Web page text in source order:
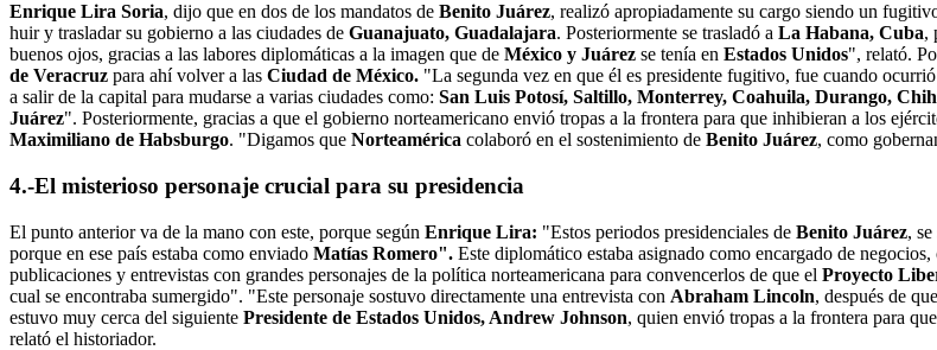
Enrique Lira Soria, dijo que en dos de los mandatos de Benito Juárez, realizó apropiadamente su cargo siendo un
huir y trasladar su gobierno a las ciudades de Guanajuato, Guadalajara. Posteriormente se trasladó a La Habana, Cuba,
buenos ojos, gracias a las labores diplomáticas a la imagen que de México y Juárez se tenía en Estados Unidos", relató.
de Veracruz para ahí volver a las Ciudad de México. "La segunda vez en que él es presidente fugitivo, fue cuando
a salir de la capital para mudarse a varias ciudades como: San Luis Potosí, Saltillo, Monterrey, Coahuila, Durango,
Juárez". Posteriormente, gracias a que el gobierno norteamericano envió tropas a la frontera para que inhibieran a los
Maximiliano de Habsburgo. "Digamos que Norteamérica colaboró en el sostenimiento de Benito Juárez, como
4.-El misterioso personaje crucial para su presidencia
El punto anterior va de la mano con este, porque según Enrique Lira: "Estos periodos presidenciales de Benito Juárez,
porque en ese país estaba como enviado Matías Romero". Este diplomático estaba asignado como encargado de negocios,
publicaciones y entrevistas con grandes personajes de la política norteamericana para convencerlos de que el Proyecto
cual se encontraba sumergido". "Este personaje sostuvo directamente una entrevista con Abraham Lincoln, después de
estuvo muy cerca del siguiente Presidente de Estados Unidos, Andrew Johnson, quien envió tropas a la frontera para
relató el historiador.